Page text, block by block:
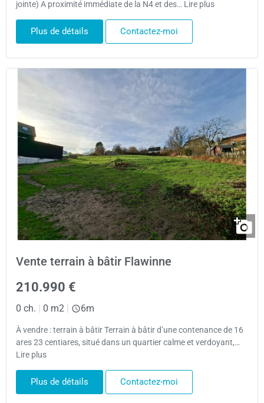
jointe) A proximité immédiate de la N4 et des… Lire plus
Plus de détails Contactez-moi
Vente terrain à bâtir Flawinne
210.990 €
0 ch. | 0 m2 | 6m
À vendre : terrain à bâtir Terrain à bâtir d’une contenance de 16
ares 23 centiares, situé dans un quartier calme et verdoyant,…
Lire plus
Plus de détails Contactez-moi